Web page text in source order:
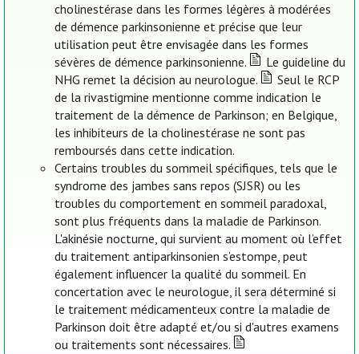
cholinestérase dans les formes légères à modérées
de démence parkinsonienne et précise que leur
utilisation peut être envisagée dans les formes
sévères de démence parkinsonienne.
Le guideline du
NHG remet la décision au neurologue.
Seul le RCP
de la rivastigmine mentionne comme indication le
traitement de la démence de Parkinson; en Belgique,
les inhibiteurs de la cholinestérase ne sont pas
remboursés dans cette indication.
Certains troubles du sommeil spécifiques, tels que le
syndrome des jambes sans repos (SJSR) ou les
troubles du comportement en sommeil paradoxal,
sont plus fréquents dans la maladie de Parkinson.
L'akinésie nocturne, qui survient au moment où l’effet
du traitement antiparkinsonien s’estompe, peut
également influencer la qualité du sommeil. En
concertation avec le neurologue, il sera déterminé si
le traitement médicamenteux contre la maladie de
Parkinson doit être adapté et/ou si d'autres examens
ou traitements sont nécessaires.